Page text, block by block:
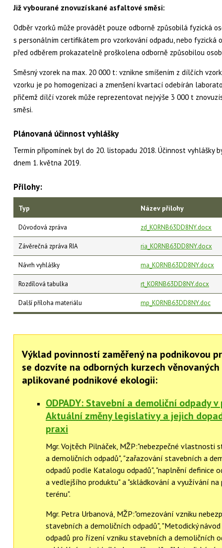
Již vybourané znovuzískané asfaltové směsi:
Odběr vzorků může provádět pouze odborně způsobilá fyzická
s personálním certifikátem pro vzorkování odpadu, nebo fyzická
před odběrem prokazatelně proškolena odborně způsobilou
Směsný vzorek na max. 20 000 t: vznikne smíšením z dílčích
vzorku je po homogenizaci a zmenšení kvartací odebírán
přičemž dílčí vzorek může reprezentovat nejvýše 3 000 t
směsi.
Plánovaná účinnost vyhlášky
Termín připomínek byl do 20. listopadu 2018. Účinnost vyhlášky
dnem 1. května 2019.
Přílohy:
Typ Název přílohy
Důvodová zpráva zd_KORNB63DD8NY.docx
Závěrečná zpráva RIA ria_KORNB63DD8NY.docx
Návrh vyhlášky ma_KORNB63DD8NY.docx
Rozdílová tabulka rt_KORNB63DD8NY.docx
Další příloha materiálu mp_KORNB63DD8NY.doc
Výklad povinností zaměřený na podnikovou
se dozvíte na odborných kurzech věnovaných
aplikované podnikové ekologii:
ODPADY: Stavební a demoliční odpady v
Aktuální změny legislativy a jejich
praxi
Mgr. Vojtěch Pilnáček, MŽP:"nebezpečné vlastnosti
a demoličních odpadů", "zařazování stavebních a
odpadů podle Katalogu odpadů", "naplnění definice
a vedlejšího produktu" a "skládkování a využívání na
terénu".
Mgr. Petra Urbanová, MŽP:"omezování vzniku
stavebních a demoličních odpadů", "Metodický
odpadů pro řízení vzniku stavebních a demoličních